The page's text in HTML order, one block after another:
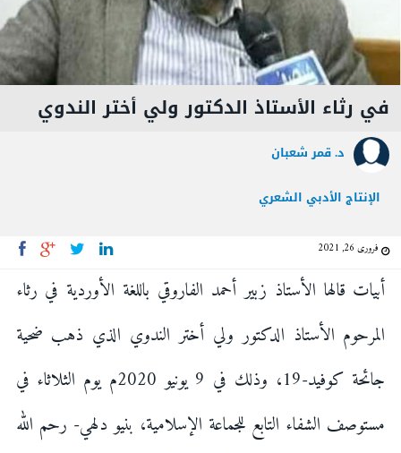
في رثاء الأستاذ الدكتور ولي أختر الندوي
د. قمر شعبان
الإنتاج الأدبي الشعري
فروری 26, 2021
أبيات قالها الأستاذ زبير أحمد الفاروقي باللغة الأوردية في رثاء
المرحوم الأستاذ الدكتور ولي أختر الندوي الذي ذهب ضحية
جائحة كوفيد-19، وذلك في 9 يونيو 2020م يوم الثلاثاء في
مستوصف الشفاء التابع للجماعة الإسلامية، بنيو دلهي- رحم الله